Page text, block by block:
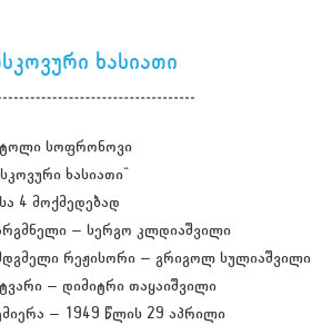
ხასიათი
სოფრონოვი
ხასიათი"
4 მოქმედებად
– სერგო კლდიაშვილი
რეჟისორი – გრიგოლ სულიაშვილი
– დიმიტრი თაყაიშვილი
– 1949 წლის 29 აპრილი